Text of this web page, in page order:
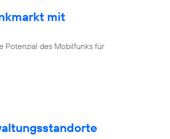
mit
Potenzial des Mobilfunks für